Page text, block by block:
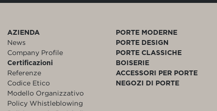
AZIENDA
News
Company Profile
Certificazioni
Referenze
Codice Etico
Modello Organizzativo
Policy Whistleblowing
PORTE MODERNE
PORTE DESIGN
PORTE CLASSICHE
BOISERIE
ACCESSORI PER PORTE
NEGOZI DI PORTE